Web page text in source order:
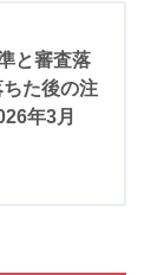
と審査落
た後の注
年3月